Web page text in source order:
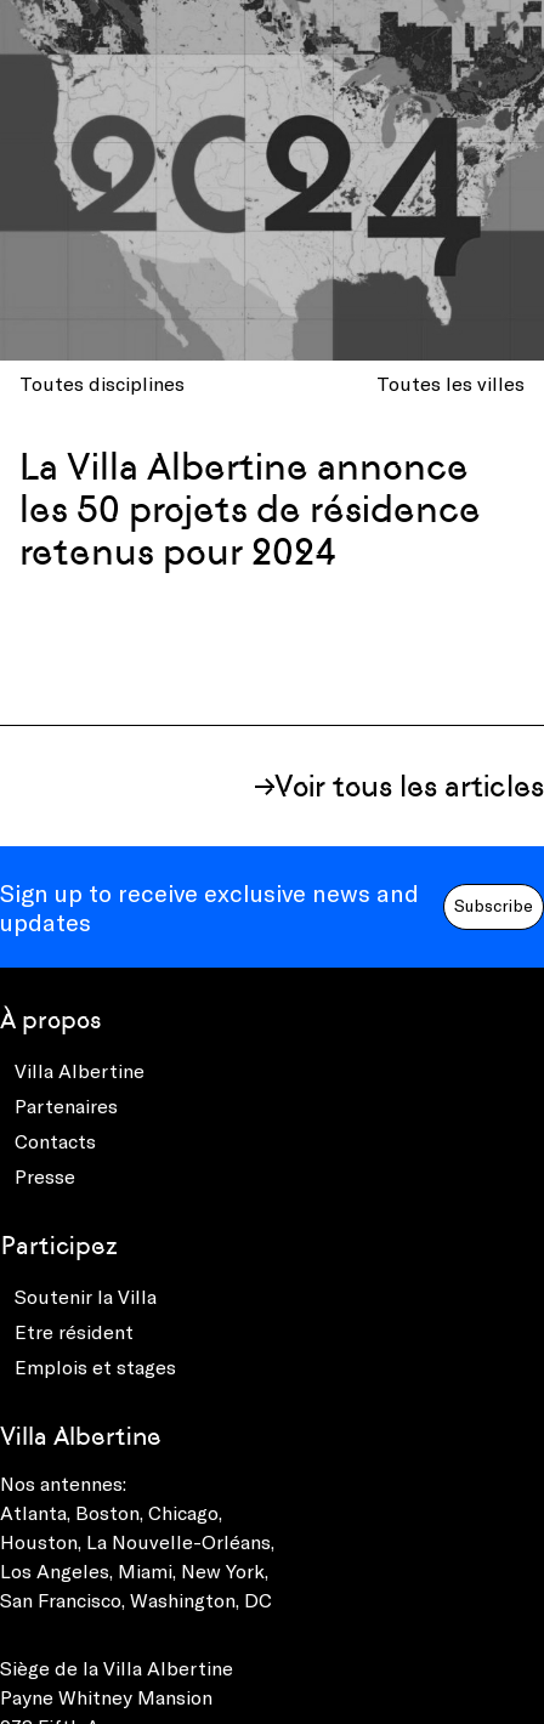
Toutes disciplines Toutes les villes
La Villa Albertine annonce
les 50 projets de résidence
retenus pour 2024
Voir tous les articles
Sign up to receive exclusive news and
updates
Subscribe
À propos
Villa Albertine
Partenaires
Contacts
Presse
Participez
Soutenir la Villa
Etre résident
Emplois et stages
Villa Albertine
Nos antennes:
Atlanta, Boston, Chicago,
Houston, La Nouvelle-Orléans,
Los Angeles, Miami, New York,
San Francisco, Washington, DC
Siège de la Villa Albertine
Payne Whitney Mansion